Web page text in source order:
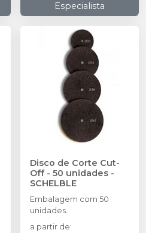
Especialista
Disco de Corte Cut-
Off - 50 unidades -
SCHELBLE
Embalagem com 50
unidades.
a partir de: